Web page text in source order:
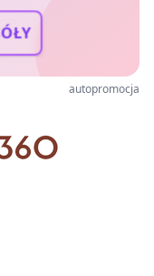
autopromocja